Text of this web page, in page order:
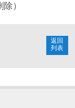
）
返回
列表